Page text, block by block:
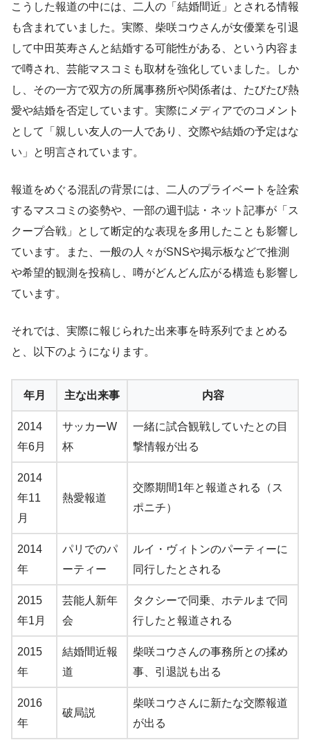
こうした報道の中には、二人の「結婚間近」とされる情報
も含まれていました。実際、柴咲コウさんが女優業を引退
して中田英寿さんと結婚する可能性がある、という内容ま
で噂され、芸能マスコミも取材を強化していました。しか
し、その一方で双方の所属事務所や関係者は、たびたび熱
愛や結婚を否定しています。実際にメディアでのコメント
として「親しい友人の一人であり、交際や結婚の予定はな
い」と明言されています。
報道をめぐる混乱の背景には、二人のプライベートを詮索
するマスコミの姿勢や、一部の週刊誌・ネット記事が「ス
クープ合戦」として断定的な表現を多用したことも影響し
ています。また、一般の人々がSNSや掲示板などで推測
や希望的観測を投稿し、噂がどんどん広がる構造も影響し
ています。
それでは、実際に報じられた出来事を時系列でまとめる
と、以下のようになります。
年月 主な出来事 内容
2014
年6月
サッカーW
杯
一緒に試合観戦していたとの目
撃情報が出る
2014
年11
月
熱愛報道
交際期間1年と報道される（ス
ポニチ）
2014
年
パリでのパ
ーティー
ルイ・ヴィトンのパーティーに
同行したとされる
2015
年1月
芸能人新年
会
タクシーで同乗、ホテルまで同
行したと報道される
2015
年
結婚間近報
道
柴咲コウさんの事務所との揉め
事、引退説も出る
2016
年
破局説
柴咲コウさんに新たな交際報道
が出る